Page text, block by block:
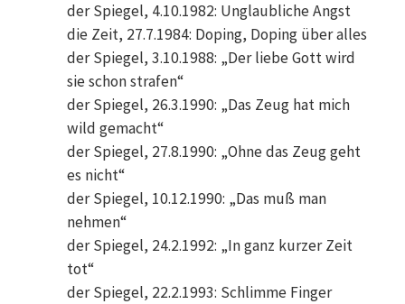
der Spiegel, 4.10.1982: Unglaubliche Angst
die Zeit, 27.7.1984: Doping, Doping über alles
der Spiegel, 3.10.1988: „Der liebe Gott wird
sie schon strafen“
der Spiegel, 26.3.1990: „Das Zeug hat mich
wild gemacht“
der Spiegel, 27.8.1990: „Ohne das Zeug geht
es nicht“
der Spiegel, 10.12.1990: „Das muß man
nehmen“
der Spiegel, 24.2.1992: „In ganz kurzer Zeit
tot“
der Spiegel, 22.2.1993: Schlimme Finger